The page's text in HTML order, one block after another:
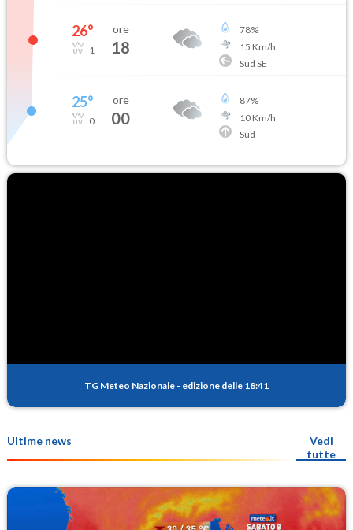
26°
1
ore
18
78%
15 Km/h
Sud SE
25°
0
ore
00
87%
10Km/h
Sud
TG Meteo Nazionale - edizione delle 18:41
Ultime news
Vedi
tutte